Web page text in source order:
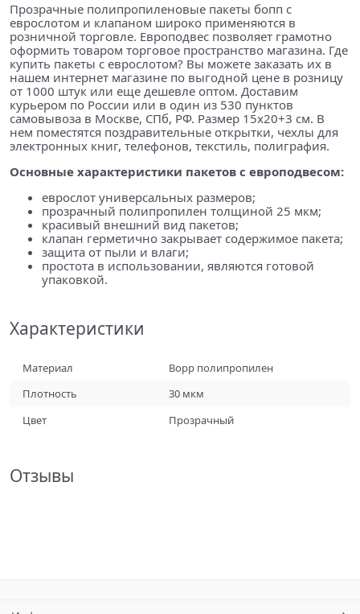
Прозрачные полипропиленовые пакеты бопп с
еврослотом и клапаном широко применяются в
розничной торговле. Европодвес позволяет грамотно
оформить товаром торговое пространство магазина. Где
купить пакеты с еврослотом? Вы можете заказать их в
нашем интернет магазине по выгодной цене в розницу
от 1000 штук или еще дешевле оптом. Доставим
курьером по России или в один из 530 пунктов
самовывоза в Москве, СПб, РФ. Размер 15х20+3 см. В
нем поместятся поздравительные открытки, чехлы для
электронных книг, телефонов, текстиль, полиграфия.
Основные характеристики пакетов с европодвесом:
еврослот универсальных размеров;
прозрачный полипропилен толщиной 25 мкм;
красивый внешний вид пакетов;
клапан герметично закрывает содержимое пакета;
защита от пыли и влаги;
простота в использовании, являются готовой
упаковкой.
Характеристики
Материал
Bopp полипропилен
Плотность
30 мкм
Цвет
Прозрачный
Отзывы